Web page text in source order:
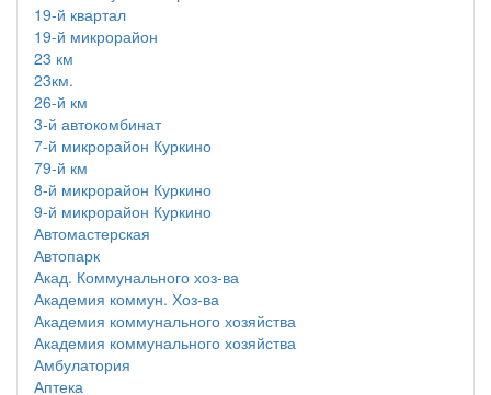
19-й квартал
19-й микрорайон
23 км
23км.
26-й км
3-й автокомбинат
7-й микрорайон Куркино
79-й км
8-й микрорайон Куркино
9-й микрорайон Куркино
Автомастерская
Автопарк
Акад. Коммунального хоз-ва
Академия коммун. Хоз-ва
Академия коммунального хозяйства
Академия коммунального хозяйства
Амбулатория
Аптека